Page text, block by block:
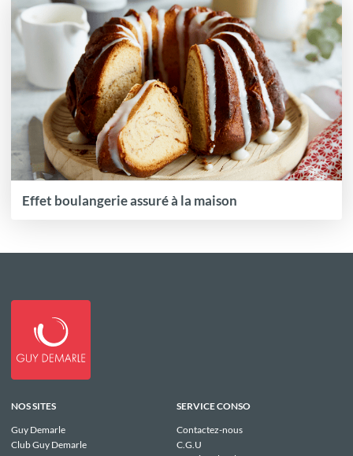
Effet boulangerie assuré à la maison
NOS SITES
Guy Demarle
Club Guy Demarle
SERVICE CONSO
Contactez-nous
C.G.U